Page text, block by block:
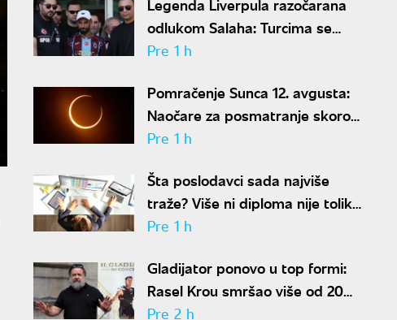
Legenda Liverpula razočarana
odlukom Salaha: Turcima se
neće dopasti ove reči
Pre 1 h
Pomračenje Sunca 12. avgusta:
Naočare za posmatranje skoro
rasprodate
Pre 1 h
Šta poslodavci sada najviše
traže? Više ni diploma nije toliko
važna
Pre 1 h
Gladijator ponovo u top formi:
Rasel Krou smršao više od 20
kilograma pa zapalio društvene
Pre 2 h